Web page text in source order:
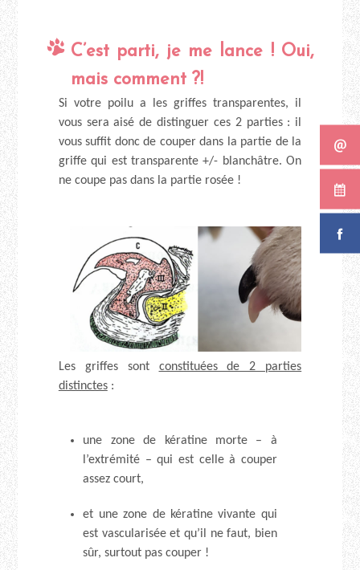
C’est parti, je me lance ! Oui,
mais comment ?!
Si votre poilu a les griffes transparentes, il
vous sera aisé de distinguer ces 2 parties : il
vous suffit donc de couper dans la partie de la
griffe qui est transparente +/- blanchâtre. On
ne coupe pas dans la partie rosée !
Les griffes sont constituées de 2 parties
distinctes:
une zone de kératine morte – à
l’extrémité – qui est celle à couper
assez court,
et une zone de kératine vivante qui
est vascularisée et qu’il ne faut, bien
sûr, surtout pas couper !